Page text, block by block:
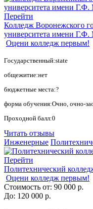
Перейти
Колледж Воронежского
университета имени Г.Ф.
Оцени колледж первым!
Государственный:state
общежитие:нет
бюджетные места:?
форма обучения:Очно, очно-
Проходной балл:0
Читать отзывы
Инженерные
Перейти
Политехнический
Оцени колледж первым!
Стоимость от: 90 000 р.
До: 120 000 р.